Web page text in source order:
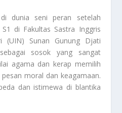
dunia seni peran setelah
di Fakultas Sastra Inggris
(UIN) Sunan Gunung Djati
sosok yang sangat
agama dan kerap memilih
moral dan keagamaan.
dan istimewa di blantika